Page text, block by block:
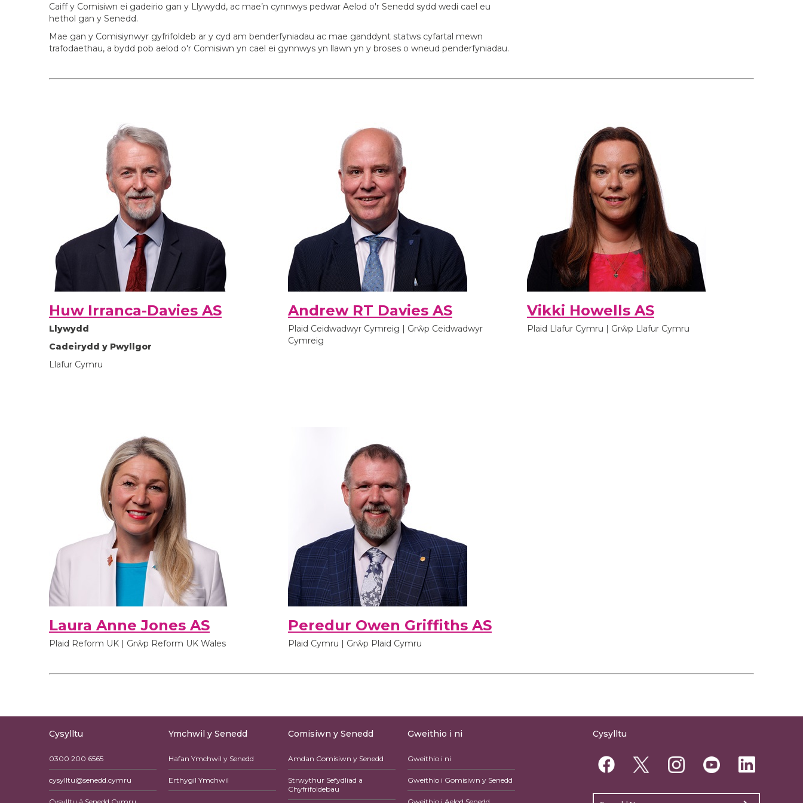
Caiff y Comisiwn ei gadeirio gan y Llywydd, ac mae’n cynnwys pedwar Aelod o'r Senedd sydd wedi cael eu
hethol gan y Senedd.
Mae gan y Comisiynwyr gyfrifoldeb ar y cyd am benderfyniadau ac mae ganddynt statws cyfartal mewn
trafodaethau, a bydd pob aelod o'r Comisiwn yn cael ei gynnwys yn llawn yn y broses o wneud penderfyniadau.
Huw Irranca-Davies AS
Llywydd
Cadeirydd y Pwyllgor
Llafur Cymru
Andrew RT Davies AS
Plaid Ceidwadwyr Cymreig | Grŵp Ceidwadwyr
Cymreig
Vikki Howells AS
Plaid Llafur Cymru | Grŵp Llafur Cymru
Laura Anne Jones AS
Plaid Reform UK | Grŵp Reform UK Wales
Peredur Owen Griffiths AS
Plaid Cymru | Grŵp Plaid Cymru
Cysylltu
0300 200 6565
cysylltu@senedd.cymru
Ymchwil y Senedd
Hafan Ymchwil y Senedd
Erthygil Ymchwil
Comisiwn y Senedd
Amdan Comisiwn y Senedd
Strwythur Sefydliad a
Chyfrifoldebau
Gweithio i ni
Gweithio i ni
Gweithio i Gomisiwn y Senedd
Cysylltu